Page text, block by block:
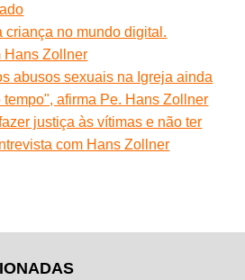
criança no mundo digital.
Hans Zollner
abusos sexuais na Igreja ainda
tempo", afirma Pe. Hans Zollner
justiça às vítimas e não ter
com Hans Zollner